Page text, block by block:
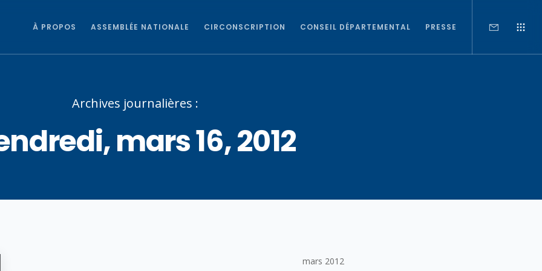
À PROPOS ASSEMBLÉE NATIONALE CIRCONSCRIPTION CONSEIL DÉPARTEMENTAL PRESSE
Archives journalières :
mars 16, 2012
mars 2012